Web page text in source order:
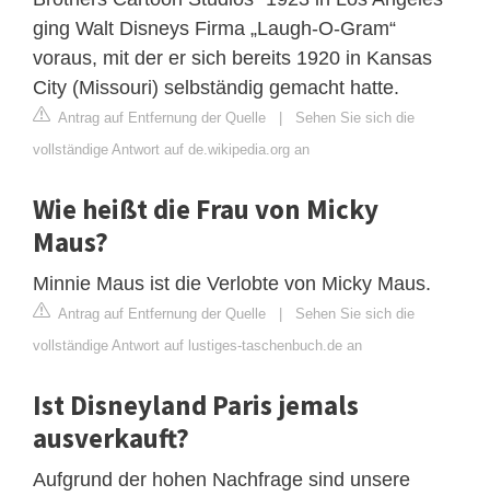
ging Walt Disneys Firma „Laugh-O-Gram“
voraus, mit der er sich bereits 1920 in Kansas
City (Missouri) selbständig gemacht hatte.
Antrag auf Entfernung der Quelle | Sehen Sie sich die
vollständige Antwort auf de.wikipedia.org an
Wie heißt die Frau von Micky
Maus?
Minnie Maus ist die Verlobte von Micky Maus.
Antrag auf Entfernung der Quelle | Sehen Sie sich die
vollständige Antwort auf lustiges-taschenbuch.de an
Ist Disneyland Paris jemals
ausverkauft?
Aufgrund der hohen Nachfrage sind unsere